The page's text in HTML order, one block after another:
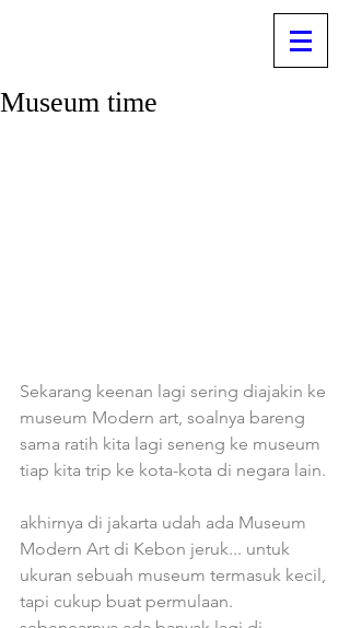
Museum time
Sekarang keenan lagi sering diajakin ke
museum Modern art, soalnya bareng
sama ratih kita lagi seneng ke museum
tiap kita trip ke kota-kota di negara lain.
akhirnya di jakarta udah ada Museum
Modern Art di Kebon jeruk... untuk
ukuran sebuah museum termasuk kecil,
tapi cukup buat permulaan.